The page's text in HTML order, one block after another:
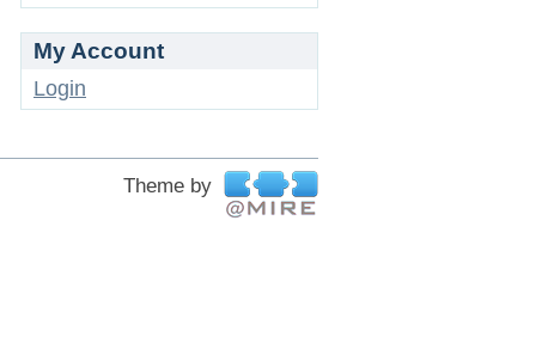
My Account
Login
Theme by